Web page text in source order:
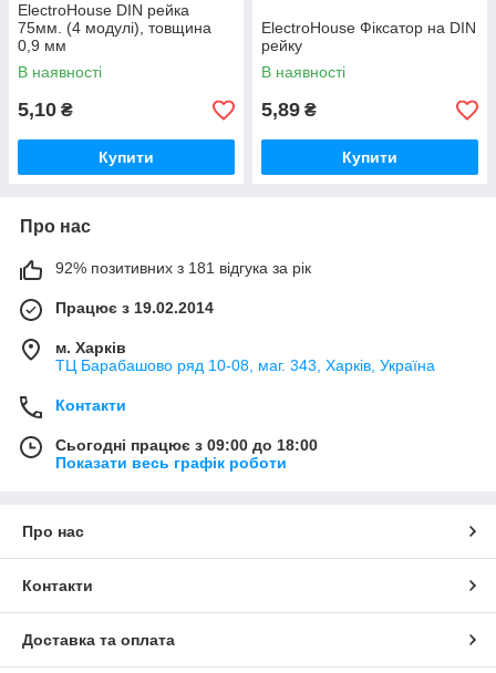
ElectroHouse DIN рейка
75мм. (4 модулі), товщина
0,9 мм
В наявності
5,10 ₴
Купити
ElectroHouse Фіксатор на DIN
рейку
В наявності
5,89 ₴
Купити
Про нас
92% позитивних з 181 відгука за рік
Працює з 19.02.2014
м. Харків
ТЦ Барабашово ряд 10-08, маг. 343, Харків, Україна
Контакти
Сьогодні працює з 09:00 до 18:00
Показати весь графік роботи
Про нас
Контакти
Доставка та оплата